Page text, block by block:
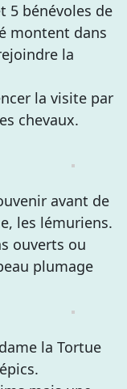
5 bénévoles de
montent dans
la
la visite par
chevaux.
avant de
les lémuriens.
ouverts ou
plumage
la Tortue